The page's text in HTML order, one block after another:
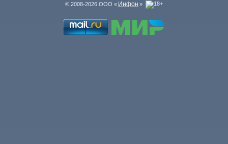
© 2008-2026 ООО « Инфон »